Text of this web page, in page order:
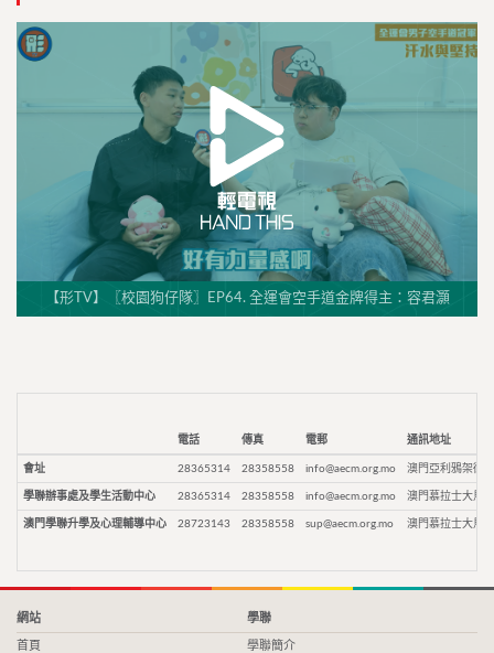
【形TV】〖校園狗仔隊〗EP64. 全運會空手道金牌得主：容君灝
電話 傳真 電郵 通訊地址
會址 28365314 28358558 info@aecm.org.mo 澳門亞利鴉架街9
學聯辦事處及學生活動中心 28365314 28358558 info@aecm.org.mo 澳門慕拉士大馬
澳門學聯升學及心理輔導中心 28723143 28358558 sup@aecm.org.mo 澳門慕拉士大馬
網站
首頁
學聯
學聯簡介